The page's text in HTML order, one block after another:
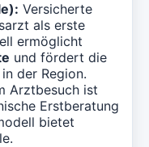
Versicherte
als erste
ermöglicht
und fördert die
der Region.
Arztbesuch ist
Erstberatung
bietet